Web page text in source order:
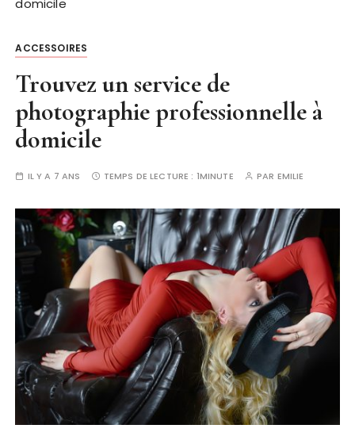
domicile
ACCESSOIRES
Trouvez un service de
photographie professionnelle à
domicile
IL Y A 7 ANS TEMPS DE LECTURE : 1MINUTE PAR EMILIE